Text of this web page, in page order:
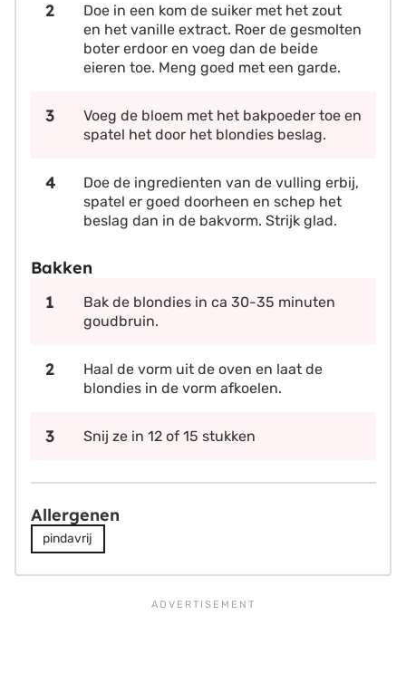
Doe in een kom de suiker met het zout
en het vanille extract. Roer de gesmolten
boter erdoor en voeg dan de beide
eieren toe. Meng goed met een garde.
Voeg de bloem met het bakpoeder toe en
spatel het door het blondies beslag.
Doe de ingredienten van de vulling erbij,
spatel er goed doorheen en schep het
beslag dan in de bakvorm. Strijk glad.
Bakken
Bak de blondies in ca 30-35 minuten
goudbruin.
Haal de vorm uit de oven en laat de
blondies in de vorm afkoelen.
Snij ze in 12 of 15 stukken
Allergenen
pindavrij